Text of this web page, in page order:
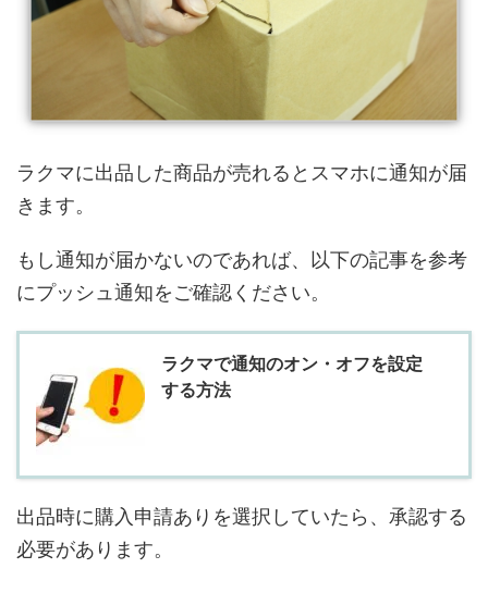
ラクマに出品した商品が売れるとスマホに通知が届
きます。
もし通知が届かないのであれば、以下の記事を参考
にプッシュ通知をご確認ください。
ラクマで通知のオン・オフを設定
する方法
出品時に購入申請ありを選択していたら、承認する
必要があります。